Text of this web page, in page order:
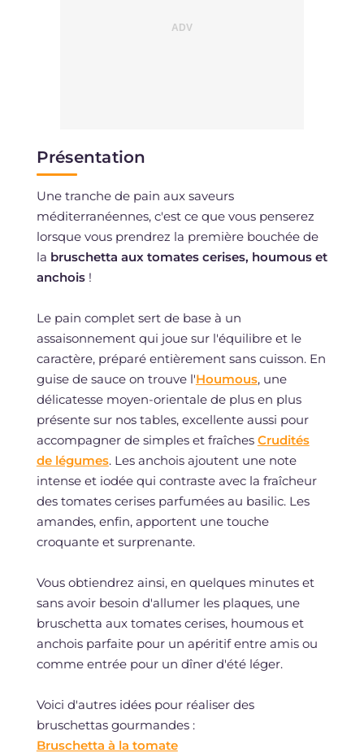
Présentation
Une tranche de pain aux saveurs
méditerranéennes, c'est ce que vous penserez
lorsque vous prendrez la première bouchée de
la bruschetta aux tomates cerises, houmous et
anchois!
Le pain complet sert de base à un
assaisonnement qui joue sur l'équilibre et le
caractère, préparé entièrement sans cuisson. En
guise de sauce on trouve l'Houmous, une
délicatesse moyen-orientale de plus en plus
présente sur nos tables, excellente aussi pour
accompagner de simples et fraîches Crudités
de légumes. Les anchois ajoutent une note
intense et iodée qui contraste avec la fraîcheur
des tomates cerises parfumées au basilic. Les
amandes, enfin, apportent une touche
croquante et surprenante.
Vous obtiendrez ainsi, en quelques minutes et
sans avoir besoin d'allumer les plaques, une
bruschetta aux tomates cerises, houmous et
anchois parfaite pour un apéritif entre amis ou
comme entrée pour un dîner d'été léger.
Voici d'autres idées pour réaliser des
bruschettas gourmandes :
Bruschetta à la tomate